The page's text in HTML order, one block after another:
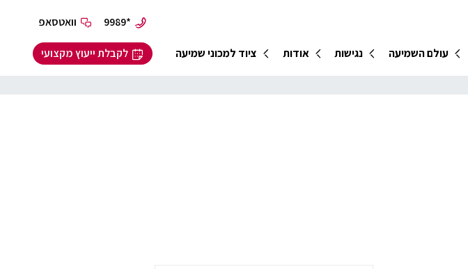
עולם השמיעה נגישות אודות ציוד למכוני שמיעה לקבלת ייעוץ מקצועי
*9989 וואטסאפ